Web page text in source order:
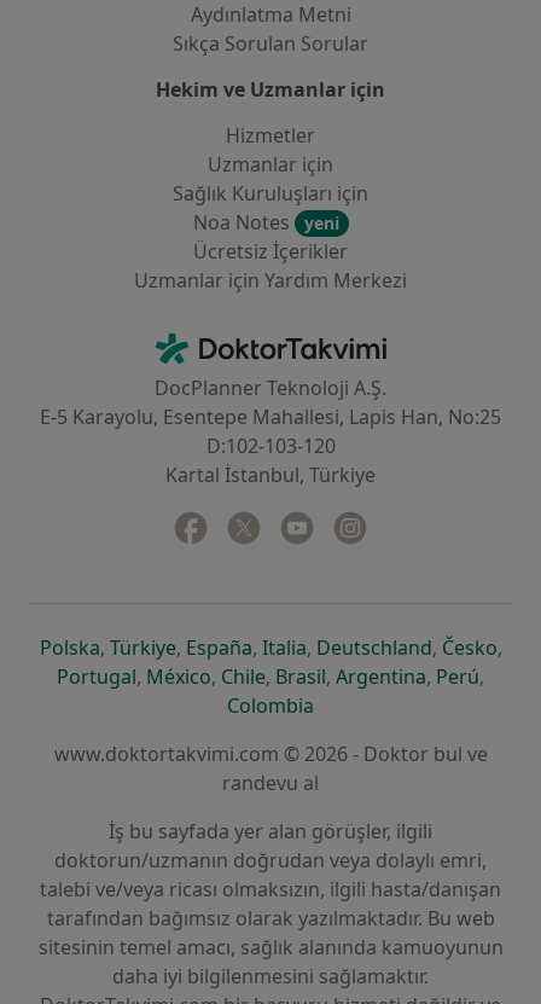
Aydınlatma Metni
Sıkça Sorulan Sorular
Hekim ve Uzmanlar için
Hizmetler
Uzmanlar için
Sağlık Kuruluşları için
Noa Notes
yeni
Ücretsiz İçerikler
Uzmanlar için Yardım Merkezi
DoktorTakvimi - Ana Sayfa
DocPlanner Teknoloji A.Ş.
E-5 Karayolu, Esentepe Mahallesi, Lapis Han, No:25
D:102-103-120
Kartal İstanbul, Türkiye
Facebook
yeni bir sekmede açılır
Twitter
yeni bir sekmede açılır
Youtube
yeni bir sekmede açılır
Polskayeni bir sekmede açılır
, Türkiyeyeni bir sekmede açılır
, Españayeni bir sekmede açılır
, Italiayeni bir sekmede açılır
, Deutschlandyeni bir
, Českoyeni
,
Portugalyeni bir sekmede açılır
, Méxicoyeni bir sekmede açılır
, Chileyeni bir sekmede açılır
, Brasilyeni bir sekmede açılır
, Argentinayeni bir
, Perúyeni
,
Colombia
www.doktortakvimi.com © 2026 - Doktor bul ve
randevu al
İş bu sayfada yer alan görüşler, ilgili
doktorun/uzmanın doğrudan veya dolaylı emri,
talebi ve/veya ricası olmaksızın, ilgili hasta/danışan
tarafından bağımsız olarak yazılmaktadır. Bu web
sitesinin temel amacı, sağlık alanında kamuoyunun
daha iyi bilgilenmesini sağlamaktır.